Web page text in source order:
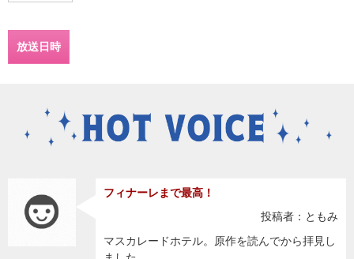
放送日時
フィナーレまで最高！
投稿者：ともみ
マスカレードホテル。原作を読んでから拝見し